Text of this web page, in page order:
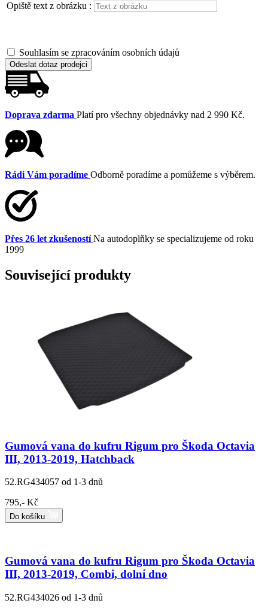
Opiště text z obrázku :
Souhlasím se zpracováním osobních údajů
Odeslat dotaz prodejci
Doprava zdarma Platí pro všechny objednávky nad 2 990 Kč.
Rádi Vám poradíme Odborně poradíme a pomůžeme s výběrem.
Přes 26 let zkušeností Na autodoplňky se specializujeme od roku
1999
Související produkty
Gumová vana do kufru Rigum pro Škoda Octavia
III, 2013-2019, Hatchback
52.RG434057 od 1-3 dnů
795,- Kč
Do košíku
Gumová vana do kufru Rigum pro Škoda Octavia
III, 2013-2019, Combi, dolní dno
52.RG434026 od 1-3 dnů